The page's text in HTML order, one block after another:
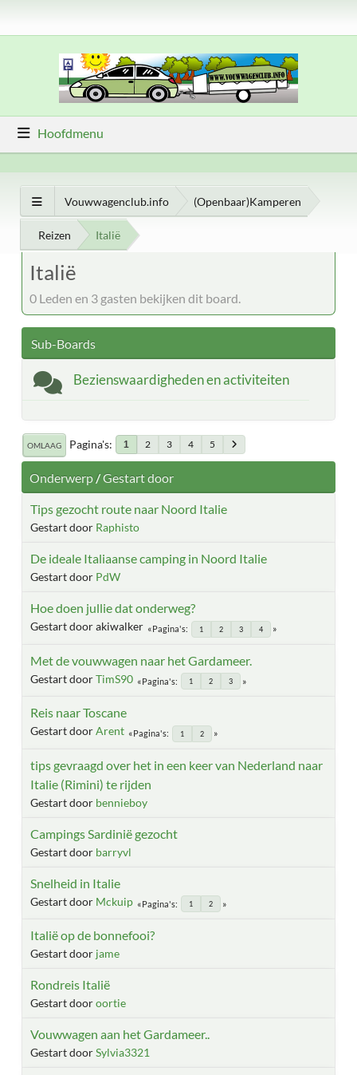
Hoofdmenu
Vouwwagenclub.info (Openbaar)Kamperen
Reizen Italië
Italië
0 Leden en 3 gasten bekijken dit board.
Sub-Boards
Bezienswaardigheden en activiteiten
OMLAAG Pagina's 1 2 3 4 5
Onderwerp/Gestart door
Tips gezocht route naar Noord Italie
Gestart door Raphisto
De ideale Italiaanse camping in Noord Italie
Gestart door PdW
Hoe doen jullie dat onderweg?
Gestart door akiwalker Pagina's 1 2 3 4
Met de vouwwagen naar het Gardameer.
Gestart doorTimS90 Pagina's 1 2 3
Reis naar Toscane
Gestart doorArent Pagina's 1 2
tips gevraagd over het in een keer van Nederland naar
Italie (Rimini) te rijden
Gestart door bennieboy
Campings Sardinië gezocht
Gestart door barryvl
Snelheid in Italie
Gestart door Mckuip Pagina's 1 2
Italië op de bonnefooi?
Gestart door jame
Rondreis Italië
Gestart dooroortie
Vouwwagen aan het Gardameer..
Gestart doorSylvia3321